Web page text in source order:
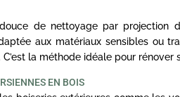
de nettoyage par projection
aux matériaux sensibles ou
la méthode idéale pour rénover
EN BOIS